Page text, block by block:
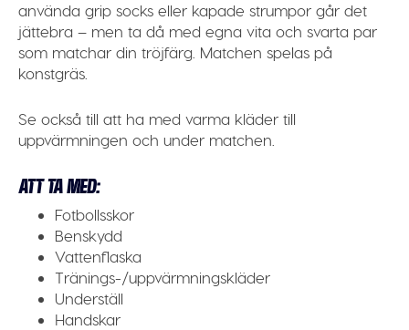
använda grip socks eller kapade strumpor går det
jättebra – men ta då med egna vita och svarta par
som matchar din tröjfärg. Matchen spelas på
konstgräs.
Se också till att ha med varma kläder till
uppvärmningen och under matchen.
ATT TA MED:
Fotbollsskor
Benskydd
Vattenflaska
Tränings-/uppvärmningskläder
Underställ
Handskar